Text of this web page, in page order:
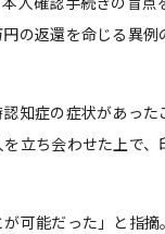
の返還を命じる異例
知症の症状があった
立ち会わせた上で、
可能だった」と指摘